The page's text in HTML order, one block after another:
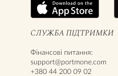
СЛУЖБА ПІДТРИМКИ
Фінансові питання:
support@portmone.com
+380 44 200 09 02